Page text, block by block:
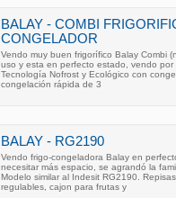
BALAY - COMBI
CONGELADOR
Vendo muy buen frigorífico Balay Combi
uso y esta en perfecto estado, vendo por
Tecnología Nofrost y Ecológico con
congelación rápida de 3
BALAY - RG2190
Vendo frigo-congeladora Balay en
necesitar más espacio, se agrandó la
Modelo similar al Indesit RG2190.
regulables, cajon para frutas y